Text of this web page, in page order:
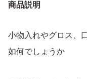
商品説明
小物入れやグロス
如何でしょうか